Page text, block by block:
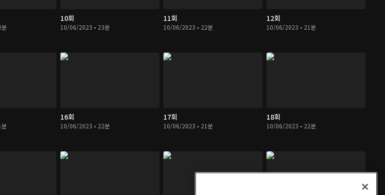
10회
10/06/2023 • 23분
11회
10/06/2023 • 22분
12회
10/06/2023 • 21분
16회
10/06/2023 • 22분
17회
10/06/2023 • 21분
18회
10/06/2023 • 22분